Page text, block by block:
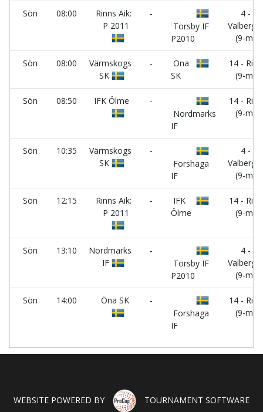
Sön 08:00
Rinns Aik:
P 2011
-
Torsby IF
P2010
4 -
Valberget
(9-m)
Sön 08:00
Värmskogs
SK
-
Öna
SK
14 - Rinn
(9-m)
Sön 08:50 IFK Ölme
-
Nordmarks
IF
14 - Rinn
(9-m)
Sön 10:35
Värmskogs
SK
-
Forshaga
IF
4 -
Valberget
(9-m)
Sön 12:15
Rinns Aik:
P 2011
-
IFK
Ölme
14 - Rinn
(9-m)
Sön 13:10
Nordmarks
IF
-
Torsby IF
P2010
4 -
Valberget
(9-m)
Sön 14:00 Öna SK
-
Forshaga
IF
14 - Rinn
(9-m)
WEBSITE POWERED BY TOURNAMENT SOFTWARE